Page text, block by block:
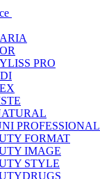
PRO
PROFESSIONAL
FORMAT
IMAGE
STYLE